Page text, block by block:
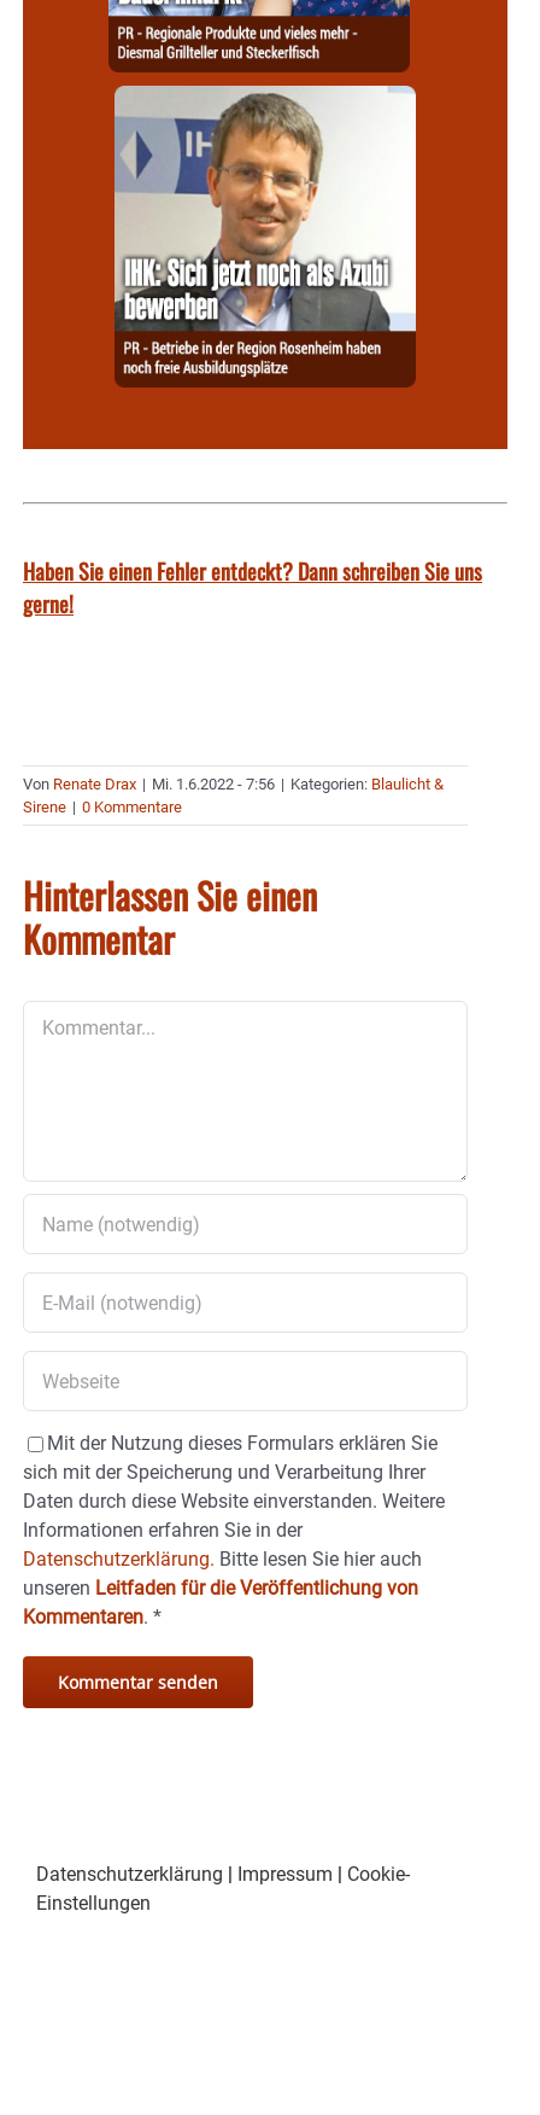
Haben Sie einen Fehler entdeckt? Dann schreiben Sie uns
gerne!
Von Renate Drax | Mi. 1.6.2022 - 7:56 | Kategorien: Blaulicht &
Sirene | 0 Kommentare
Hinterlassen Sie einen
Kommentar
Mit der Nutzung dieses Formulars erklären Sie
sich mit der Speicherung und Verarbeitung Ihrer
Daten durch diese Website einverstanden. Weitere
Informationen erfahren Sie in der
Datenschutzerklärung. Bitte lesen Sie hier auch
unseren Leitfaden für die Veröffentlichung von
Kommentaren. *
Datenschutzerklärung | Impressum | Cookie-
Einstellungen